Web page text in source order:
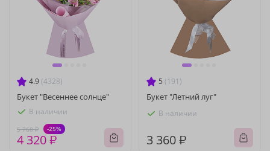
4.9 (4328)
Букет "Весеннее солнце"
В наличии
5 760 ₽ -25%
4 320 ₽
5 (191)
Букет "Летний луг"
В наличии
3 360 ₽